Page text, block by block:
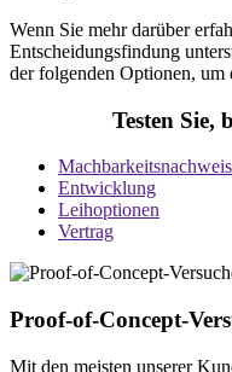
Wenn Sie mehr darüber
Entscheidungsfindung
der folgenden Optionen, um
Testen Sie,
Machbarkeitsnachweis
Entwicklung
Leihoptionen
Vertrag
Proof-of-Concept-
Mit den meisten unserer